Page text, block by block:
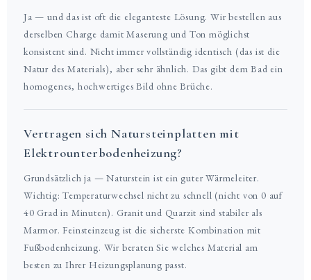
Ja — und das ist oft die eleganteste Lösung. Wir bestellen aus
derselben Charge damit Maserung und Ton möglichst
konsistent sind. Nicht immer vollständig identisch (das ist die
Natur des Materials), aber sehr ähnlich. Das gibt dem Bad ein
homogenes, hochwertiges Bild ohne Brüche.
Vertragen sich Natursteinplatten mit
Elektrounterbodenheizung?
Grundsätzlich ja — Naturstein ist ein guter Wärmeleiter.
Wichtig: Temperaturwechsel nicht zu schnell (nicht von 0 auf
40 Grad in Minuten). Granit und Quarzit sind stabiler als
Marmor. Feinsteinzeug ist die sicherste Kombination mit
Fußbodenheizung. Wir beraten Sie welches Material am
besten zu Ihrer Heizungsplanung passt.